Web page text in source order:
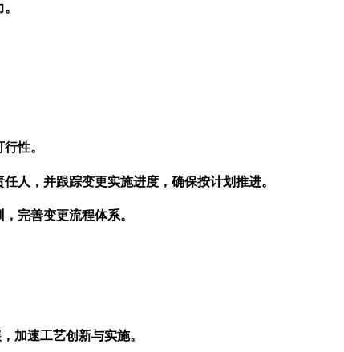
性。
人，并跟踪变更实施进度，确保按计划推进。
完善变更流程体系。
加速工艺创新与实施。